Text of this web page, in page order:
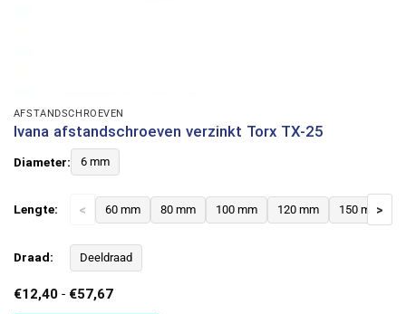
AFSTANDSCHROEVEN
Ivana afstandschroeven verzinkt Torx TX-25
Diameter: 6 mm
Lengte: < 60 mm 80 mm 100 mm 120 mm 150 mm>
Draad: Deeldraad
€12,40 - €57,67Prijsklasse: